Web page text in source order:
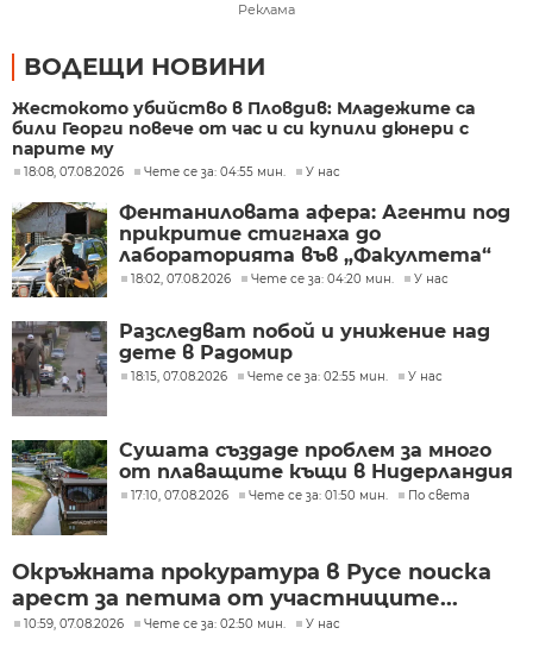
Реклама
ВОДЕЩИ НОВИНИ
Жестокото убийство в Пловдив: Младежите са
били Георги повече от час и си купили дюнери с
парите му
18:08, 07.08.2026 Чете се за: 04:55 мин. У нас
Фентаниловата афера: Агенти под
прикритие стигнаха до
лабораторията във „Факултета“
18:02, 07.08.2026 Чете се за: 04:20 мин. У нас
Разследват побой и унижение над
дете в Радомир
18:15, 07.08.2026 Чете се за: 02:55 мин. У нас
Сушата създаде проблем за много
от плаващите къщи в Нидерландия
17:10, 07.08.2026 Чете се за: 01:50 мин. По света
Окръжната прокуратура в Русе поиска
арест за петима от участниците...
10:59, 07.08.2026 Чете се за: 02:50 мин. У нас